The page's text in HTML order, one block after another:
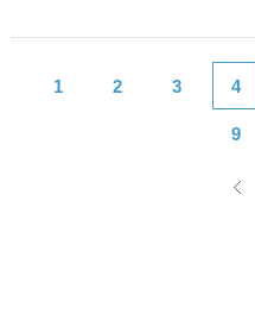
1 2 3 4
9